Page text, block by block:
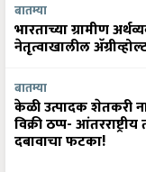
बातम्या
भारताच्या ग्रामीण
नेतृत्वाखालील
बातम्या
केळी उत्पादक शेतकरी
विक्री ठप्प-
दबावाचा फटका!